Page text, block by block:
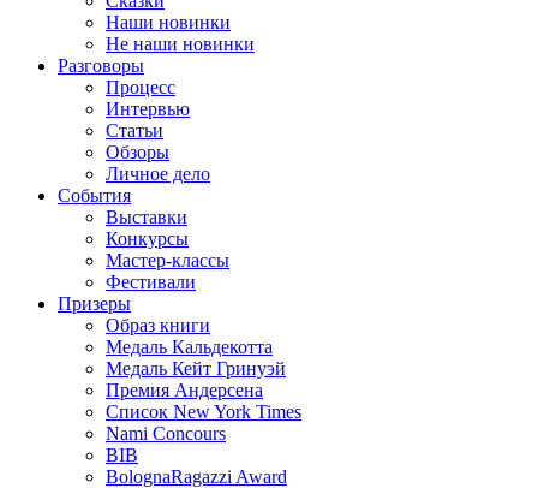
Наши новинки
Не наши новинки
Разговоры
Процесс
Интервью
Статьи
Обзоры
Личное дело
События
Выставки
Конкурсы
Мастер-классы
Фестивали
Призеры
Образ книги
Медаль Кальдекотта
Медаль Кейт Гринуэй
Премия Андерсена
Список New York Times
Nami Concours
BIB
BolognaRagazzi Award